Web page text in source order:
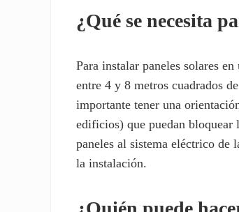
¿Qué se necesita
Para instalar paneles solares
entre 4 y 8 metros cuadrados
importante tener una
edificios) que puedan bloquear
paneles al sistema eléctrico de
la instalación.